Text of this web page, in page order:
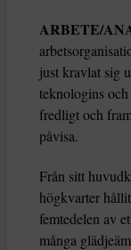
ARBETE/
just kravlat sig
teknologins och
fredligt och
påvisa.
Från sitt
högkvarter
femtedelen av
många